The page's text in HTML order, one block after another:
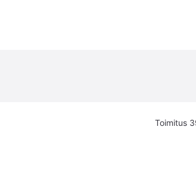
Toimitus